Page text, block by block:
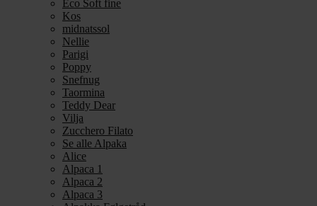
Eco Soft fine
Kos
midnatssol
Nellie
Parigi
Poppy
Snefnug
Taormina
Teddy Dear
Vilja
Zucchero Filato
Se alle Alpaka
Alice
Alpaca 1
Alpaca 2
Alpaca 3